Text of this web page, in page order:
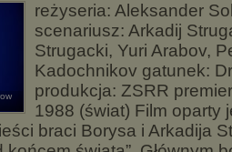
reżyseria: Aleksander
scenariusz: Arkadij
Strugacki, Yuri Arabov,
Kadochnikov gatunek:
produkcja: ZSRR
1988 (świat) Film oparty
braci Borysa i Arkadija